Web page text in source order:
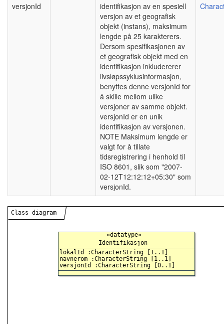
versjonId
identifikasjon av en spesiell
versjon av et geografisk
objekt (instans), maksimum
lengde på 25 karakterers.
Dersom spesifikasjonen av
et geografisk objekt med en
identifikasjon inkludererer
livsløpssyklusinformasjon,
benyttes denne versjonId for
å skille mellom ulike
versjoner av samme objekt.
versjonId er en unik
identifikasjon av versjonen.
NOTE Maksimum lengde er
valgt for å tillate
tidsregistrering i henhold til
ISO 8601, slik som "2007-
02-12T12:12:12+05:30" som
versjonId.